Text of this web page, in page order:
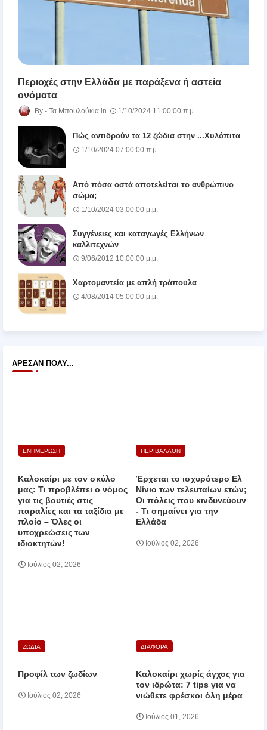
Περιοχές στην Ελλάδα με παράξενα ή αστεία
ονόματα
Τα Μπουλούκια 1/10/2024 11:00:00 π.μ.
Πώς αντιδρούν τα 12 ζώδια στην ...Χυλόπιτα
1/10/2024 07:00:00 π.μ.
Από πόσα οστά αποτελείται το ανθρώπινο
σώμα;
1/10/2024 03:00:00 μ.μ.
Συγγένειες και καταγωγές Ελλήνων
καλλιτεχνών
9/06/2012 10:00:00 μ.μ.
Χαρτομαντεία με απλή τράπουλα
4/08/2014 05:00:00 μ.μ.
ΆΡΕΣΑΝ ΠΟΛΎ...
ΕΝΗΜΕΡΩΣΗ
Καλοκαίρι με τον σκύλο
μας: Τι προβλέπει ο νόμος
για τις βουτιές στις
παραλίες και τα ταξίδια με
πλοίο – Όλες οι
υποχρεώσεις των
ιδιοκτητών!
Ιούλιος 02, 2026
ΠΕΡΙΒΑΛΛΟΝ
Έρχεται το ισχυρότερο Ελ
Νίνιο των τελευταίων ετών;
Οι πόλεις που κινδυνεύουν
‑ Τι σημαίνει για την
Ελλάδα
Ιούλιος 02, 2026
ΖΩΔΙΑ
Προφίλ των ζωδίων
Ιούλιος 02, 2026
ΔΙΑΦΟΡΑ
Καλοκαίρι χωρίς άγχος για
τον ιδρώτα: 7 tips για να
νιώθετε φρέσκοι όλη μέρα
Ιούλιος 01, 2026